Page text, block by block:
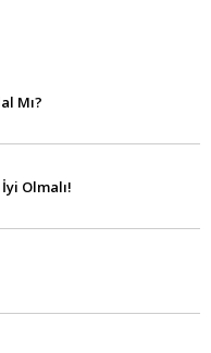
Mı?
Olmalı!